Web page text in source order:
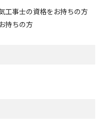
工事士の資格をお持ちの方
持ちの方